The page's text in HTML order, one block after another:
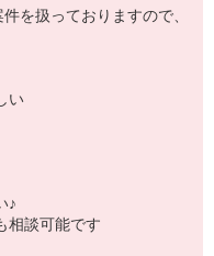
を扱っておりますので、
い
♪
相談可能です